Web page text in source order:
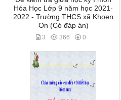
Hóa Học Lớp 9 năm học 2021-
2022 - Trường THCS xã Khoen
On (Có đáp án)
3 366 0